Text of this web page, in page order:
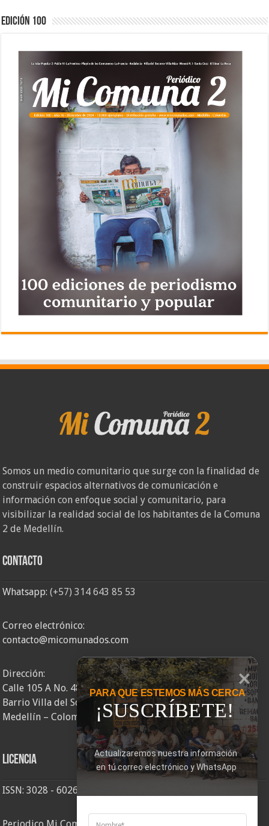
Edición 100
Somos un medio comunitario que surge con la finalidad de
construir espacios alternativos de comunicación e
información con enfoque social y comunitario, para
visibilizar la realidad social de los habitantes de la Comuna
2 de Medellín.
Contacto
Whatsapp:(+57) 314 643 85 53
Correo electrónico:
contacto@micomunados.com
Dirección:
Calle 105 A No. 48AA – 58
Barrio Villa del Socorro
Medellín – Colombia
Licencia
ISSN: 3028 - 6026
PARA QUE ESTEMOS MÁS CERCA
¡SUSCRÍBETE!
Actualizaremos nuestra información
en tú correo electrónico y WhatsApp